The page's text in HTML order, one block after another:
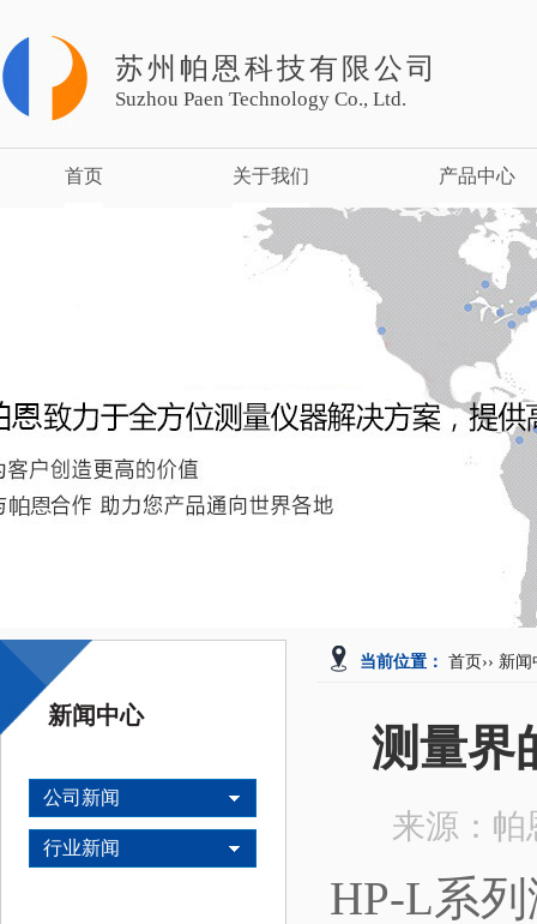
苏州帕恩科技有限公司
Suzhou Paen Technology Co., Ltd.
首页 关于我们 产品中心
新闻中心
公司新闻
行业新闻
当前位置： 首页›› 新闻
测量界
来源：帕
HP-L系